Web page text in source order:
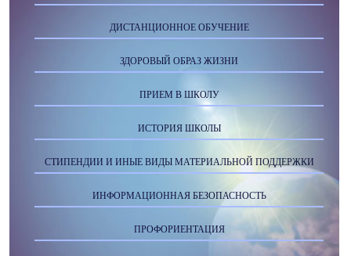
ДИСТАНЦИОННОЕ ОБУЧЕНИЕ
ЗДОРОВЫЙ ОБРАЗ ЖИЗНИ
ПРИЕМ В ШКОЛУ
ИСТОРИЯ ШКОЛЫ
СТИПЕНДИИ И ИНЫЕ ВИДЫ МАТЕРИАЛЬНОЙ ПОДДЕРЖКИ
ИНФОРМАЦИОННАЯ БЕЗОПАСНОСТЬ
ПРОФОРИЕНТАЦИЯ